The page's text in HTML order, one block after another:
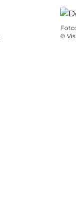
Foto:
©